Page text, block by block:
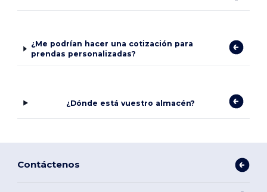
¿Me podrían hacer una cotización para
prendas personalizadas?
¿Dónde está vuestro almacén?
Contáctenos